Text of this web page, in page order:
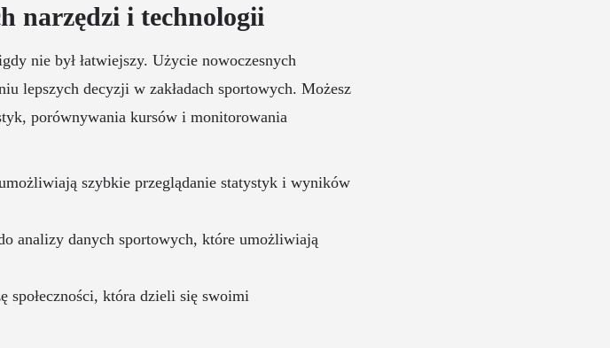
narzędzi i technologii
nie był łatwiejszy. Użycie nowoczesnych
lepszych decyzji w zakładach sportowych. Możesz
porównywania kursów i monitorowania
szybkie przeglądanie statystyk i wyników
analizy danych sportowych, które umożliwiają
społeczności, która dzieli się swoimi